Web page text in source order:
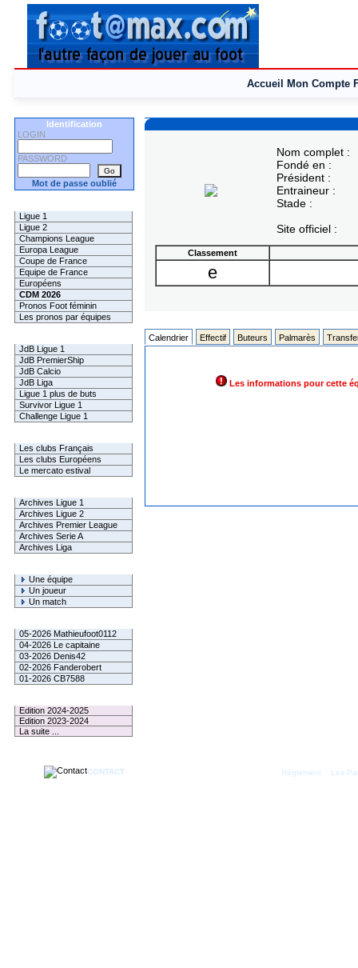
Accueil Mon Compte
Identification
LOGIN
PASSWORD
Mot de passe oublié
Ligue 1
Ligue 2
Champions League
Europa League
Coupe de France
Equipe de France
Européens
CDM 2026
Pronos Foot féminin
Les pronos par équipes
JdB Ligue 1
JdB PremierShip
JdB Calcio
JdB Liga
Ligue 1 plus de buts
Survivor Ligue 1
Challenge Ligue 1
Les clubs Français
Les clubs Européens
Le mercato estival
Archives Ligue 1
Archives Ligue 2
Archives Premier League
Archives Serie A
Archives Liga
Une équipe
Un joueur
Un match
05-2026 Mathieufoot0112
04-2026 Le capitaine
03-2026 Denis42
02-2026 Fanderobert
01-2026 CB7588
Edition 2024-2025
Edition 2023-2024
La suite ...
Nom complet :
Fondé en :
Président :
Entraineur :
Stade :
Site officiel :
Classement
e
Calendrier Effectif Buteurs Palmarès
Les informations pour cette
CONTACT Règlement Les